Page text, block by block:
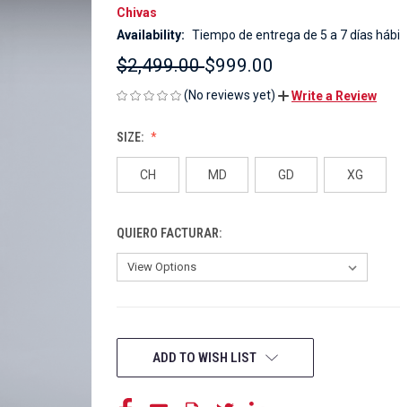
Chivas
Availability: Tiempo de entrega de 5 a 7 días
$2,499.00$999.00
(No reviews yet) Write a Review
SIZE:
CH MD GD XG
QUIERO FACTURAR:
CURRENT
STOCK:ADD TO WISH LIST